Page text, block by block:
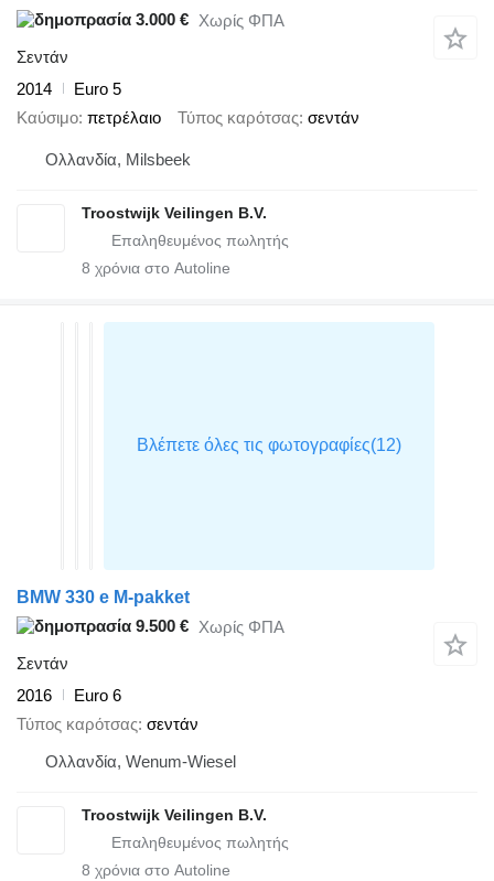
3.000 € Χωρίς ΦΠΑ
Σεντάν
2014
Euro 5
Καύσιμο πετρέλαιο Τύπος καρότσας σεντάν
Ολλανδία, Milsbeek
Troostwijk Veilingen B.V.
8 χρόνια στο Autoline
BMW 330 e M-pakket
9.500 € Χωρίς ΦΠΑ
Σεντάν
2016
Euro 6
Τύπος καρότσας σεντάν
Ολλανδία, Wenum-Wiesel
Troostwijk Veilingen B.V.
8 χρόνια στο Autoline